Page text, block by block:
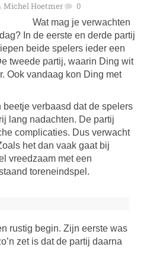
Michel Hoetmer 0
Wat mag je verwachten
In de eerste en derde partij
beide spelers ieder een
tweede partij, waarin Ding wit
Ook vandaag kon Ding met
verbaasd dat de spelers
lang nadachten. De partij
complicaties. Dus verwacht
het dan vaak gaat bij
vreedzaam met een
toreneindspel.
rustig begin. Zijn eerste was
zet is dat de partij daarna